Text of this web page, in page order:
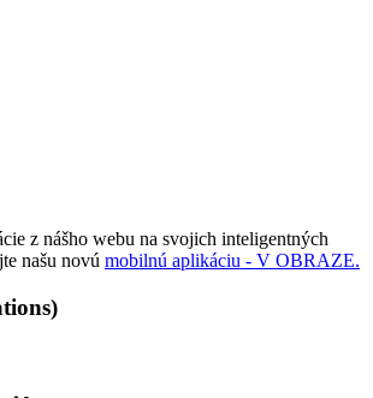
z nášho webu na svojich inteligentných
našu novú mobilnú aplikáciu - V OBRAZE.